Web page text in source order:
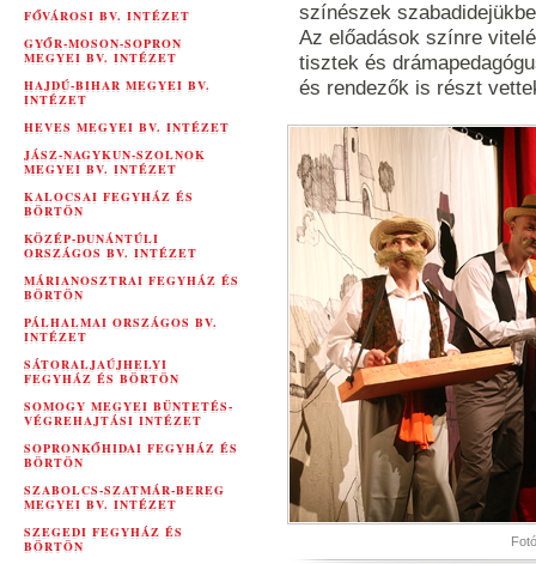
FŐVÁROSI BV. INTÉZET
GYŐR-MOSON-SOPRON
MEGYEI BV. INTÉZET
HAJDÚ-BIHAR MEGYEI BV.
INTÉZET
HEVES MEGYEI BV. INTÉZET
JÁSZ-NAGYKUN-SZOLNOK
MEGYEI BV. INTÉZET
KALOCSAI FEGYHÁZ ÉS
BÖRTÖN
KÖZÉP-DUNÁNTÚLI
ORSZÁGOS BV. INTÉZET
MÁRIANOSZTRAI FEGYHÁZ ÉS
BÖRTÖN
PÁLHALMAI ORSZÁGOS BV.
INTÉZET
SÁTORALJAÚJHELYI
FEGYHÁZ ÉS BÖRTÖN
SOMOGY MEGYEI BÜNTETÉS-
VÉGREHAJTÁSI INTÉZET
SOPRONKŐHIDAI FEGYHÁZ ÉS
BÖRTÖN
SZABOLCS-SZATMÁR-BEREG
MEGYEI BV. INTÉZET
SZEGEDI FEGYHÁZ ÉS
BÖRTÖN
színészek
Az előadások színre
tisztek és
és rendezők is részt